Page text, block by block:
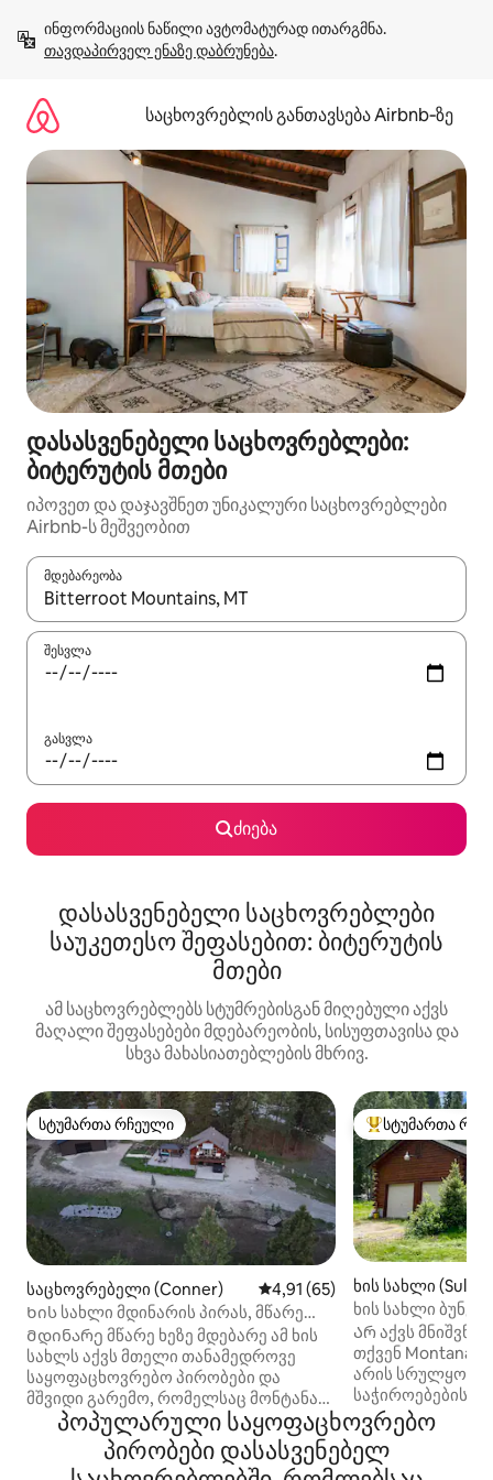
გადასვლა
თავდაპირველ ენაზე დაბრუნება.
საცხოვრებლის განთავსება Airbnb‑ზე
დასასვენებელი საცხოვრებლები:
ბიტერუტის მთები
იპოვეთ და დაჯავშნეთ უნიკალური საცხოვრებლები
Airbnb-ს მეშვეობით
მდებარეობა
როცა შედეგები ხელმისაწვდომი გახდება, ნავიგაციისთვის
შესვლა
გასვლა
ძიება
დასასვენებელი საცხოვრებლები
საუკეთესო შეფასებით: ბიტერუტის
მთები
ამ საცხოვრებლებს სტუმრებისგან მიღებული აქვს
მაღალი შეფასებები მდებარეობის, სისუფთავისა და
სხვა მახასიათებლების მხრივ.
სტუმართა რჩეული
სტუმართა რჩეული
საცხოვრებელი (Conner) საშუალო შეფასებაა 5‑დან
4,91 (65)
Ხის სახლი მდინარის პირას, მწარე
ხიდზე
Მდინარე მწარე ხეზე მდებარე ამ ხის
სახლს აქვს მთელი თანამედროვე
საყოფაცხოვრებო პირობები და
მშვიდი გარემო, რომელსაც მონტანას
ხის სახლში მოელოდით. Ეს 2 ‑
საწოლიანი 2 ‑ სააბაზანო ხის სახლი 2
ჰექტარ ფართობზე მდებარეობს.
სტუმართა
სტუმართა
ხის სახლი (Sula)
ხის სახლი
პირას
Არ აქვს
თქვენ Montana,
არის
საჭიროებების.
3bd/1ba/1200sq
ხელუხლებელი
უდაბნოში.
პოპულარული საყოფაცხოვრებო
პირობები დასასვენებელ